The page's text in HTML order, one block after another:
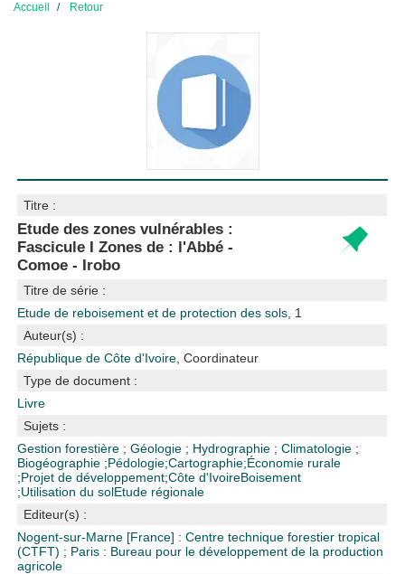
Accueil Retour
Titre :
Etude des zones vulnérables :
Fascicule I Zones de : l'Abbé -
Comoe - Irobo
Titre de série :
Etude de reboisement et de protection des sols , 1
Auteur(s) :
République de Côte d'Ivoire , Coordinateur
Type de document :
Livre
Sujets :
Gestion forestière ;Géologie ; Hydrographie ;Climatologie ;
Biogéographie ;Pédologie;Cartographie;Économie rurale
;Projet de développement;Côte d'IvoireBoisement
;Utilisation du solEtude régionale
Editeur(s) :
Nogent-sur-Marne [France] : Centre technique forestier tropical
(CTFT) ; Paris : Bureau pour le développement de la production
agricole